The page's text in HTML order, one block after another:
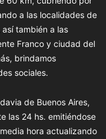
a las localidades de
también a las
Franco y ciudad del
brindamos
sociales.
de Buenos Aires,
las 24 hs. emitiéndose
hora actualizando